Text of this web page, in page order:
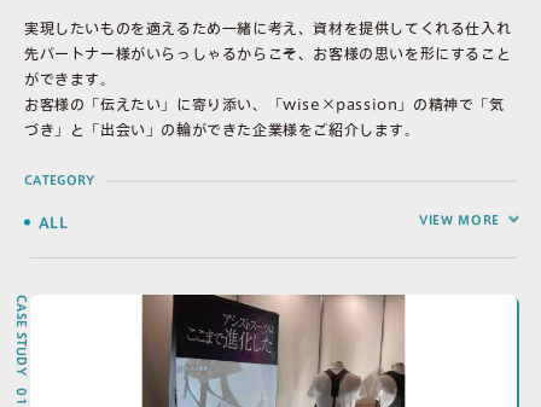
実現したいものを適えるため一緒に考え、資材を提供してくれる仕入れ
先パートナー様がいらっしゃるからこそ、お客様の思いを形にすること
ができます。
お客様の「伝えたい」に寄り添い、「wise×passion」の精神で「気
づき」と「出会い」の輪ができた企業様をご紹介します。
CATEGORY
ALL VIEW MORE
スタンド看板 サイン資材 デジタルサイネージ
その他
CASE STUDY 01